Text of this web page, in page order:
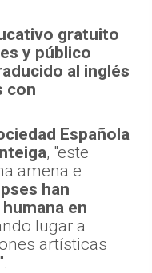
gratuito
y público
al inglés
con
Española
, "este
amena e
han
en
lugar a
artísticas